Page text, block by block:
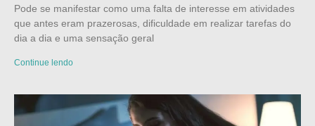
Pode se manifestar como uma falta de interesse em atividades
que antes eram prazerosas, dificuldade em realizar tarefas do
dia a dia e uma sensação geral
Continue lendo